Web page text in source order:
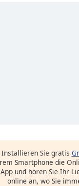
Installieren Sie gratis
Smartphone die
App und hören Sie Ihr
online an, wo Sie